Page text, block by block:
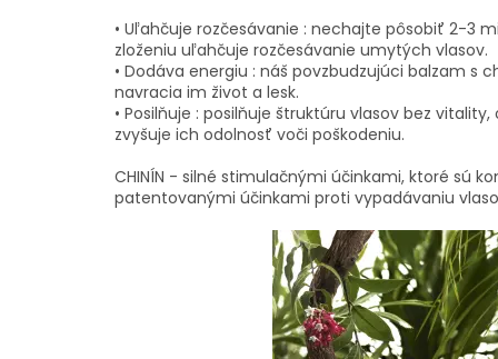
• Uľahčuje rozčesávanie : nechajte pôsobiť 2-3
zloženiu uľahčuje rozčesávanie umytých vlasov.
• Dodáva energiu : náš povzbudzujúci balzam s
navracia im život a lesk.
• Posilňuje : posilňuje štruktúru vlasov bez
zvyšuje ich odolnosť voči poškodeniu.
CHINÍN - silné stimulačnými účinkami, ktoré sú
patentovanými účinkami proti vypadávaniu